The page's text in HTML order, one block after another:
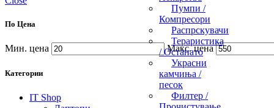
Пумпи /
Компресори
Распрскувачи
Тераристика
/ Останато
Украсни
камчиња /
песок
Филтер /
По Цена
Мин. цена Макс. цена
Категории
IT Shop